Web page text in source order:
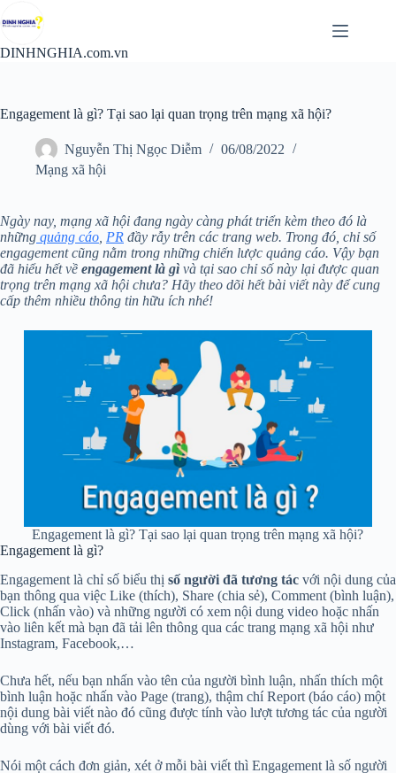
đến
nội
DINHNGHIA.com.vn
Engagement là gì? Tại sao lại quan trọng trên mạng xã hội?
Nguyễn Thị Ngọc Diễm
06/08/2022
Mạng xã hội
Ngày nay, mạng xã hội đang ngày càng phát triển kèm theo đó là
những quảng cáo PR đầy rẫy trên các trang web. Trong đó, chỉ số
engagement cũng nằm trong những chiến lược quảng cáo. Vậy bạn
đã hiểu hết về engagement là gì và tại sao chỉ số này lại được quan
trọng trên mạng xã hội chưa? Hãy theo dõi hết bài viết này để cung
cấp thêm nhiều thông tin hữu ích nhé!
Engagement là gì? Tại sao lại quan trọng trên mạng xã hội?
Engagement là gì?
Engagement là chỉ số biểu thị số người đã tương tác với nội dung của
bạn thông qua việc Like (thích), Share (chia sẻ), Comment (bình luận),
Click (nhấn vào) và những người có xem nội dung video hoặc nhấn
vào liên kết mà bạn đã tải lên thông qua các trang mạng xã hội như
Instagram, Facebook,…
Chưa hết, nếu bạn nhấn vào tên của người bình luận, nhấn thích một
bình luận hoặc nhấn vào Page (trang), thậm chí Report (báo cáo) một
nội dung bài viết nào đó cũng được tính vào lượt tương tác của người
dùng với bài viết đó.
Nói một cách đơn giản, xét ở mỗi bài viết thì Engagement là số người